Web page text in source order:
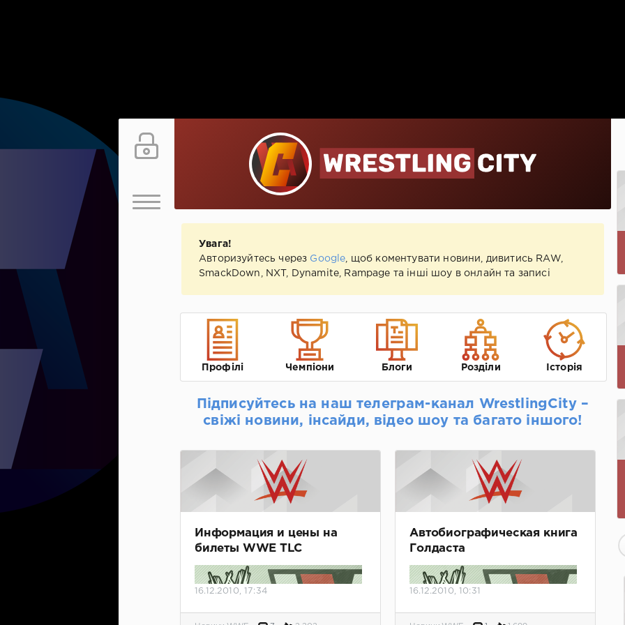
Увага!
Авторизуйтесь через Google , щоб коментувати новини, дивитись RAW,
SmackDown, NXT, Dynamite, Rampage та інші шоу в онлайн та записі
Профілі Чемпіони Блоги Розділи Історія
Підписуйтесь на наш телеграм-канал WrestlingCity –
свіжі новини, інсайди, відео шоу та багато іншого!
Информация и цены на
билеты WWE TLC
16.12.2010, 17:34
Автобиографическая книга
Голдаста
16.12.2010, 10:31